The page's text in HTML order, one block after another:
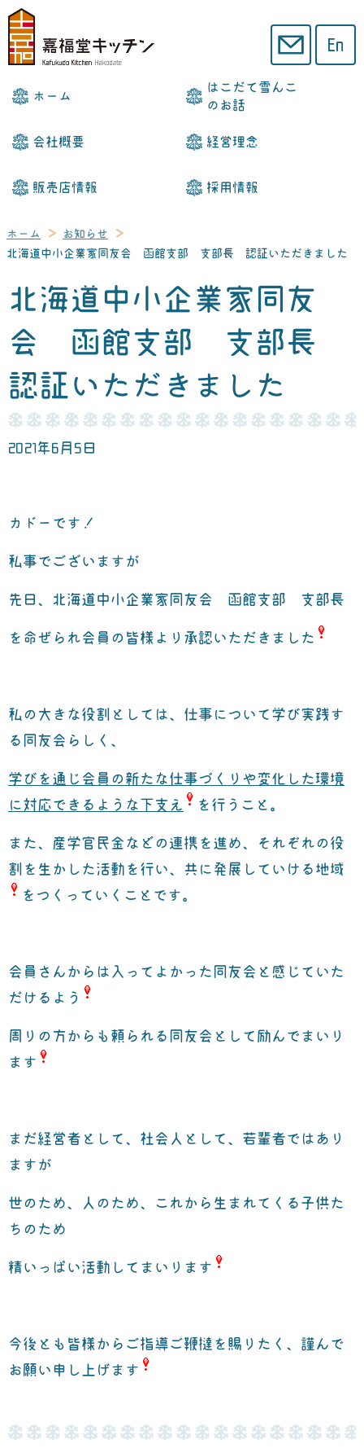
ホーム
はこだて雪んこ
のお話
会社概要 経営理念
販売店情報 採用情報
ホーム
お知らせ
北海道中小企業家同友会 函館支部 支部長 認証いただきました
北海道中小企業家同友
会 函館支部 支部長
認証いただきました
2021年6月5日
カドーです！
私事でございますが
先日、 北海道中小企業家同友会 函館支部 支部長
を命ぜられ会員の皆様より承認いただきました
私の大きな役割としては、仕事について学び実践す
る同友会らしく、
学びを通じ会員の新たな仕事づくりや変化した環境
に対応できるような下支え
を行うこと。
また、産学官民金などの連携を進め、それぞれの役
割を生かした活動を行い、 共に発展していける地域
をつくっていくことです。
会員さんからは入ってよかった同友会と感じていた
だけるよう
周りの方からも頼られる同友会として励んでまいり
ます
まだ経営者として、社会人として、若輩者ではあり
ますが
世のため、人のため、これから生まれてくる子供た
ちのため
精いっぱい活動してまいります
今後とも皆様からご指導ご鞭撻を賜りたく、謹んで
お願い申し上げます